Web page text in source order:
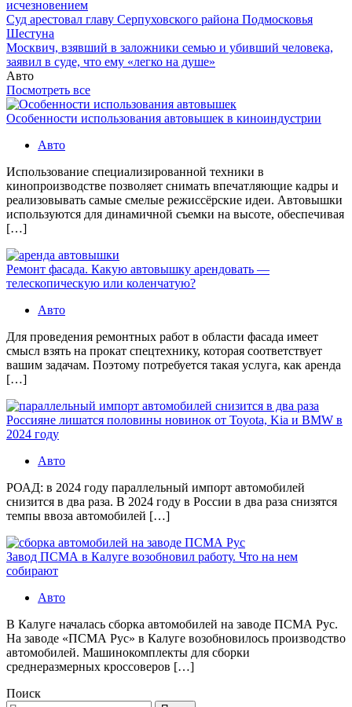
исчезновением
Суд арестовал главу Серпуховского района Подмосковья
Шестуна
Москвич, взявший в заложники семью и убивший человека,
заявил в суде, что ему «легко на душе»
Авто
Посмотреть все
Особенности использования автовышек в киноиндустрии
Авто
Использование специализированной техники в
кинопроизводстве позволяет снимать впечатляющие кадры и
реализовывать самые смелые режиссёрские идеи. Автовышки
используются для динамичной съемки на высоте, обеспечивая
[…]
Ремонт фасада. Какую автовышку арендовать —
телескопическую или коленчатую?
Авто
Для проведения ремонтных работ в области фасада имеет
смысл взять на прокат спецтехнику, которая соответствует
вашим задачам. Поэтому потребуется такая услуга, как аренда
[…]
Россияне лишатся половины новинок от Toyota, Kia и BMW в
2024 году
Авто
РОАД: в 2024 году параллельный импорт автомобилей
снизится в два раза. В 2024 году в России в два раза снизятся
темпы ввоза автомобилей […]
Завод ПСМА в Калуге возобновил работу. Что на нем
собирают
Авто
В Калуге началась сборка автомобилей на заводе ПСМА Рус.
На заводе «ПСМА Рус» в Калуге возобновилось производство
автомобилей. Машинокомплекты для сборки
среднеразмерных кроссоверов […]
Поиск